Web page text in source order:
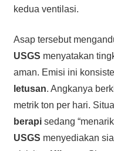
kedua ventilasi.
Asap tersebut
USGS menyatakan
aman. Emisi ini
letusan. Angkanya
metrik ton per hari.
berapisedang
USGS menyediakan